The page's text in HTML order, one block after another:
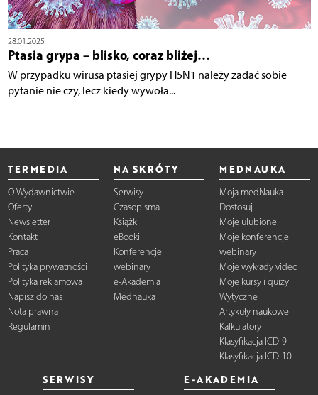
28.01.2025
Ptasia grypa – blisko, coraz bliżej…
W przypadku wirusa ptasiej grypy H5N1 należy zadać sobie
pytanie nie czy, lecz kiedy wywoła...
TERMEDIA
O Wydawnictwie
Oferty
Newsletter
Kontakt
Praca
Polityka prywatności
Polityka reklamowa
Napisz do nas
Nota prawna
Regulamin
NA SKRÓTY
Serwisy
Czasopisma
Książki
eBooki
Konferencje i
webinary
e-Akademia
Mednauka
MEDNAUKA
Moja medNauka
Dostosuj
Moje ulubione
Moje konferencje i
webinary
Moje wykłady video
Moje kursy i quizy
Wytyczne
Artykuły naukowe
Kalkulatory
Klasyfikacja ICD-9
Klasyfikacja ICD-10
SERWISY E-AKADEMIA